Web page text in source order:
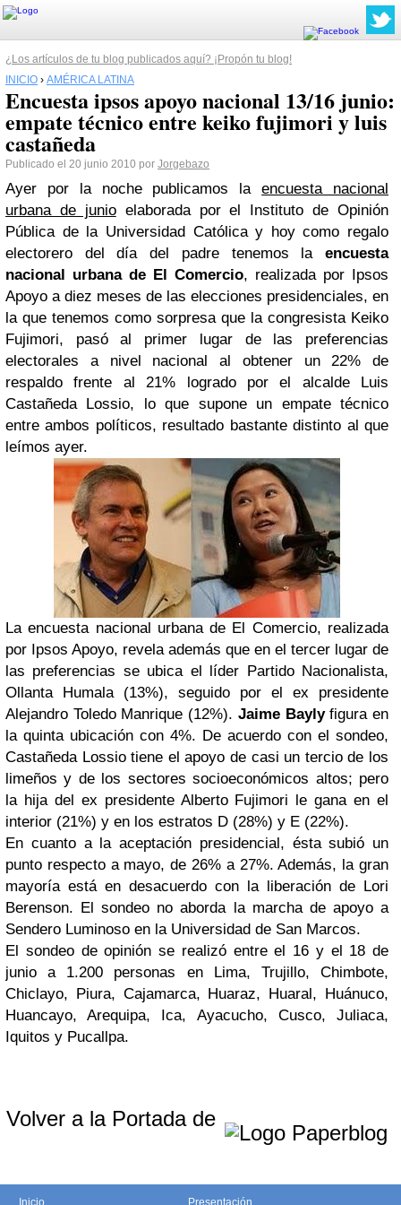
¿Los artículos de tu blog publicados aquí? ¡Propón tu blog!
INICIO › AMÉRICA LATINA
Encuesta ipsos apoyo nacional 13/16 junio:
empate técnico entre keiko fujimori y luis
castañeda
Publicado el 20 junio 2010 por Jorgebazo
Ayer por la noche publicamos laencuesta nacional
urbana de junioelaborada por el Instituto de Opinión
Pública de la Universidad Católica y hoy como regalo
electorero del día del padre tenemos la encuesta
nacional urbana de El Comercio, realizada por Ipsos
Apoyo a diez meses de las elecciones presidenciales, en
la que tenemos como sorpresa que la congresista Keiko
Fujimori, pasó al primer lugar de las preferencias
electorales a nivel nacional al obtener un 22% de
respaldo frente al 21% logrado por el alcalde Luis
Castañeda Lossio, lo que supone un empate técnico
entre ambos políticos, resultado bastante distinto al que
leímos ayer.
La encuesta nacional urbana de El Comercio, realizada
por Ipsos Apoyo, revela además que en el tercer lugar de
las preferencias se ubica el líder Partido Nacionalista,
Ollanta Humala (13%), seguido por el ex presidente
Alejandro Toledo Manrique (12%). Jaime Baylyfigura en
la quinta ubicación con 4%. De acuerdo con el sondeo,
Castañeda Lossio tiene el apoyo de casi un tercio de los
limeños y de los sectores socioeconómicos altos; pero
la hija del ex presidente Alberto Fujimori le gana en el
interior (21%) y en los estratos D (28%) y E (22%).
En cuanto a la aceptación presidencial, ésta subió un
punto respecto a mayo, de 26% a 27%. Además, la gran
mayoría está en desacuerdo con la liberación de Lori
Berenson. El sondeo no aborda la marcha de apoyo a
Sendero Luminoso en la Universidad de San Marcos.
El sondeo de opinión se realizó entre el 16 y el 18 de
junio a 1.200 personas en Lima, Trujillo, Chimbote,
Chiclayo, Piura, Cajamarca, Huaraz, Huaral, Huánuco,
Huancayo, Arequipa, Ica, Ayacucho, Cusco, Juliaca,
Iquitos y Pucallpa.
Volver a la Portada de
Inicio Presentación